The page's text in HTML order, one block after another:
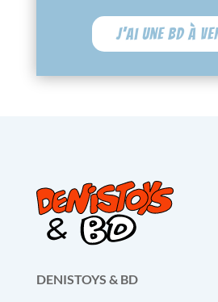
J'ai une BD à
DENISTOYS & BD